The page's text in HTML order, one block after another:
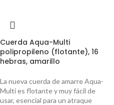
Cuerda Aqua-Multi
polipropileno (flotante), 16
hebras, amarillo
La nueva cuerda de amarre Aqua-
Multi es flotante y muy fácil de
usar, esencial para un atraque